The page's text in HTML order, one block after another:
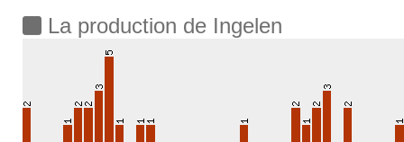
La production de Ingelen